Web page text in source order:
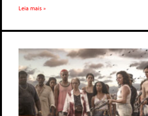
Leia mais »